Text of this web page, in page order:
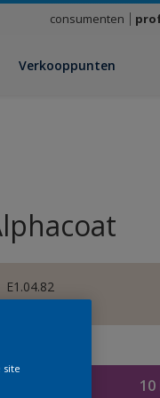
consumenten
Verkooppunten
E1.04.82
10
site